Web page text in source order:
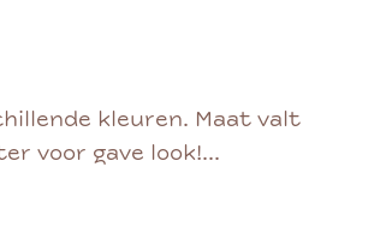
kleuren. Maat valt
voor gave look!...